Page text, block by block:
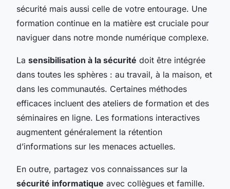
sécurité mais aussi celle de votre entourage. Une
formation continue en la matière est cruciale pour
naviguer dans notre monde numérique complexe.
La sensibilisation à la sécurité doit être intégrée
dans toutes les sphères : au travail, à la maison, et
dans les communautés. Certaines méthodes
efficaces incluent des ateliers de formation et des
séminaires en ligne. Les formations interactives
augmentent généralement la rétention
d’informations sur les menaces actuelles.
En outre, partagez vos connaissances sur la
sécurité informatique avec collègues et famille.